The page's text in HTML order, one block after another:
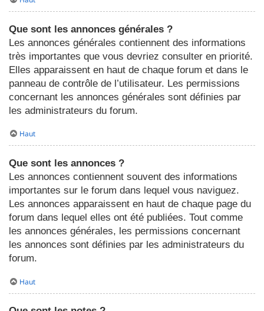
Que sont les annonces générales ?
Les annonces générales contiennent des informations
très importantes que vous devriez consulter en priorité.
Elles apparaissent en haut de chaque forum et dans le
panneau de contrôle de l’utilisateur. Les permissions
concernant les annonces générales sont définies par
les administrateurs du forum.
Haut
Que sont les annonces ?
Les annonces contiennent souvent des informations
importantes sur le forum dans lequel vous naviguez.
Les annonces apparaissent en haut de chaque page du
forum dans lequel elles ont été publiées. Tout comme
les annonces générales, les permissions concernant
les annonces sont définies par les administrateurs du
forum.
Haut